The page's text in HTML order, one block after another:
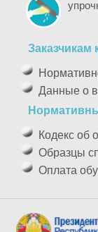
Заказчикам
Данные о
Кодекс об
Образцы
Оплата